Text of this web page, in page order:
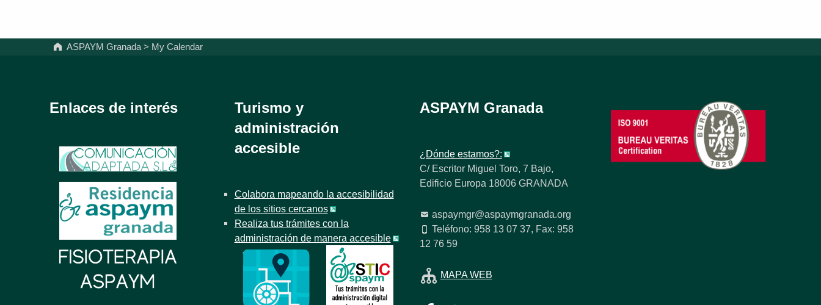
ASPAYM Granada> My Calendar
Enlaces de interés
Turismo y
administración
accesible
Colabora mapeando la accesibilidad
de los sitios cercanos
Realiza tus trámites con la
administración de manera accesible
ASPAYM Granada
¿Dónde estamos?:
C/ Escritor Miguel Toro, 7 Bajo,
Edificio Europa 18006 GRANADA
aspaymgr@aspaymgranada.org
Teléfono: 958 13 07 37, Fax: 958
12 76 59
MAPA WEB